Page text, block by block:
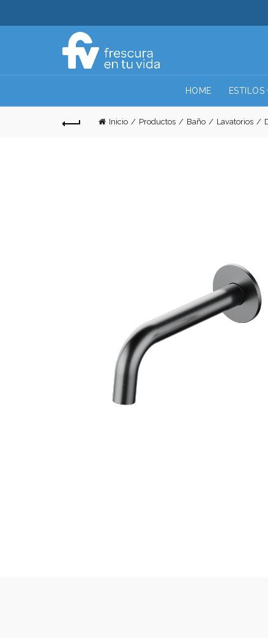
HOME ESTILOS
Inicio Productos Baño Lavatorios